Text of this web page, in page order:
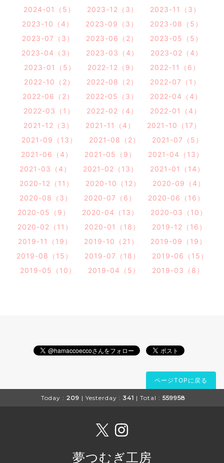
2024-01（5）
2023-12（3）
2023-11（3）
2023-10（4）
2023-09（3）
2023-08（5）
2023-07（3）
2023-06（2）
2023-05（5）
2023-04（3）
2023-03（4）
2023-02（4）
2023-01（5）
2022-12（9）
2022-11（6）
2022-10（2）
2022-08（2）
2022-07（1）
2022-06（2）
2022-05（3）
2022-04（4）
2022-03（1）
2022-02（4）
2022-01（4）
2021-12（3）
2021-11（4）
2021-10（17）
2021-09（13）
2021-08（2）
2021-07（5）
2021-06（4）
2021-05（9）
2021-04（13）
2021-03（4）
2021-02（13）
2021-01（14）
2020-12（11）
2020-10（12）
2020-09（4）
2020-08（3）
2020-07（6）
2020-06（16）
2020-05（9）
2020-04（13）
2020-03（10）
2020-02（11）
2020-01（18）
2019-12（16）
2019-11（19）
2019-10（21）
2019-09（19）
2019-08（15）
2019-07（18）
2019-06（15）
2019-05（10）
2019-04（5） 2019-03（8）
ページTOPに戻る
Today : 209 | Yesterday : 341 | Total : 559958
夢つむぎ工房